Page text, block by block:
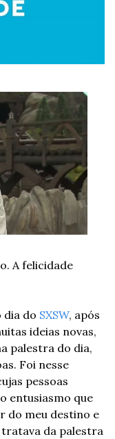
A felicidade
dia do SXSW, após
ideias novas,
palestra do dia,
Foi nesse
pessoas
entusiasmo que
do meu destino e